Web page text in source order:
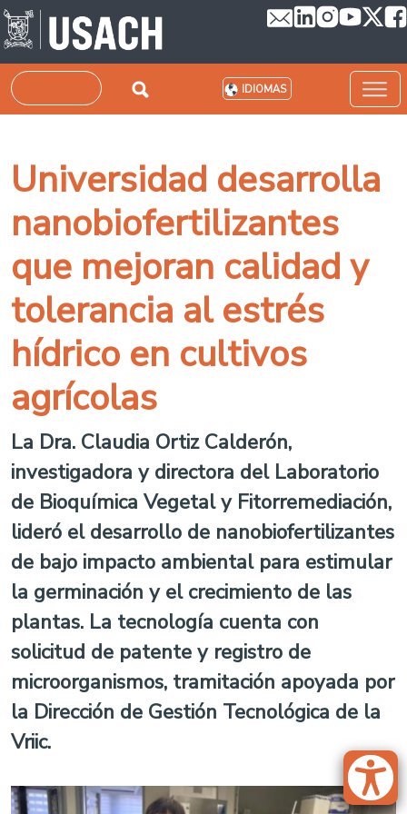
Pasar al contenido principal
Buscar IDIOMAS
Universidad desarrolla
nanobiofertilizantes
que mejoran calidad y
tolerancia al estrés
hídrico en cultivos
agrícolas
La Dra. Claudia Ortiz Calderón,
investigadora y directora del Laboratorio
de Bioquímica Vegetal y Fitorremediación,
lideró el desarrollo de nanobiofertilizantes
de bajo impacto ambiental para estimular
la germinación y el crecimiento de las
plantas. La tecnología cuenta con
solicitud de patente y registro de
microorganismos, tramitación apoyada por
la Dirección de Gestión Tecnológica de la
Vriic.